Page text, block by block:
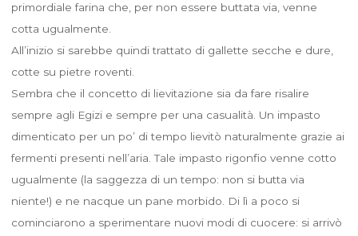
primordiale farina che, per non essere buttata via, venne
cotta ugualmente.
All’inizio si sarebbe quindi trattato di gallette secche e dure,
cotte su pietre roventi.
Sembra che il concetto di lievitazione sia da fare risalire
sempre agli Egizi e sempre per una casualità. Un impasto
dimenticato per un po’ di tempo lievitò naturalmente grazie ai
fermenti presenti nell’aria. Tale impasto rigonfio venne cotto
ugualmente (la saggezza di un tempo: non si butta via
niente!) e ne nacque un pane morbido. Di lì a poco si
cominciarono a sperimentare nuovi modi di cuocere: si arrivò